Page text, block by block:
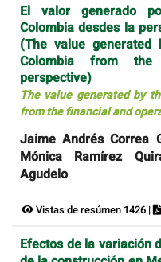
El valor generado
Colombia desdes la
(The value
Colombia from the
perspective)
The value generated by
from the financial and
Jaime Andrés Correa
Mónica Ramírez
Agudelo
Vistas de resúmen 1426 |
Efectos de la variación